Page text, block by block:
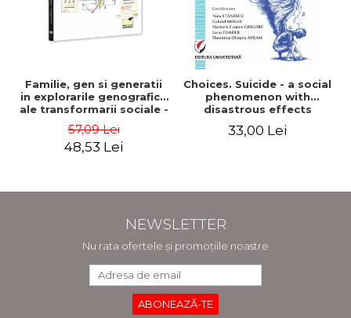
Familie, gen si generatii
in explorarile genografice
ale transformarii sociale -
57,09 Lei
48,53 Lei
Choices. Suicide - a social
phenomenon with
disastrous effects
33,00 Lei
NEWSLETTER
Nu rata ofertele și promoțiile noastre